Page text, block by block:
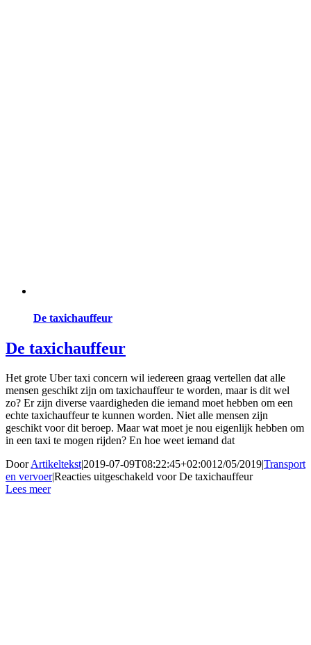
De taxichauffeur
De taxichauffeur
Het grote Uber taxi concern wil iedereen graag vertellen dat alle
mensen geschikt zijn om taxichauffeur te worden, maar is dit wel
zo? Er zijn diverse vaardigheden die iemand moet hebben om een
echte taxichauffeur te kunnen worden. Niet alle mensen zijn
geschikt voor dit beroep. Maar wat moet je nou eigenlijk hebben om
in een taxi te mogen rijden? En hoe weet iemand dat
DoorArtikeltekst|2019-07-09T08:22:45+02:0012/05/2019|Transport
en vervoer|Reacties uitgeschakeld voor De taxichauffeur
Lees meer